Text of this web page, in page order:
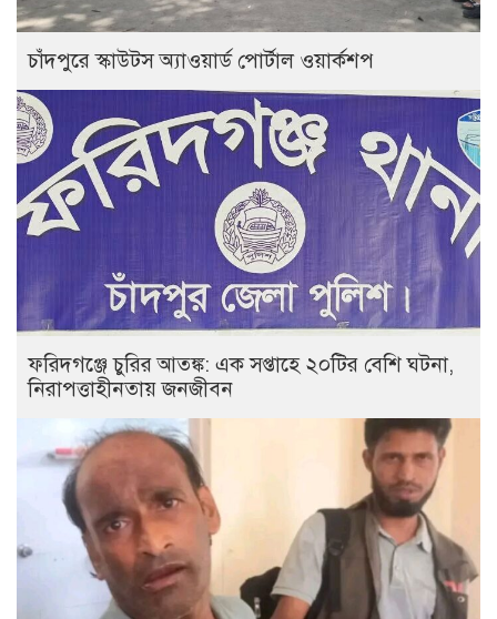
চাঁদপুরে স্কাউটস অ্যাওয়ার্ড পোর্টাল ওয়ার্কশপ
ফরিদগঞ্জে চুরির আতঙ্ক: এক সপ্তাহে ২০টির বেশি ঘটনা,
নিরাপত্তাহীনতায় জনজীবন